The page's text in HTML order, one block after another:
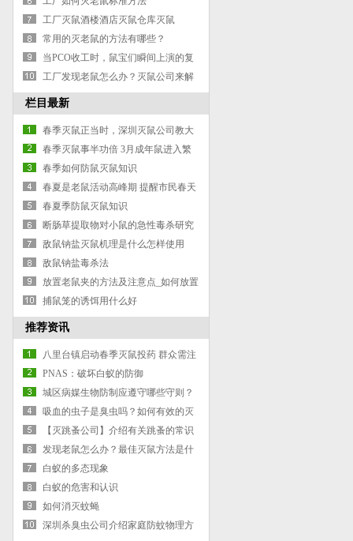
工厂灭鼠酒楼酒店灭鼠仓库灭鼠
常用的灭老鼠的方法有哪些？
当PCO收工时，鼠宝们瞬间上演的复
杂表情
工厂发现老鼠怎么办？灭鼠公司来解
决
栏目最新
春季灭鼠正当时，深圳灭鼠公司教大
家如何灭鼠
春季灭鼠事半功倍 3月成年鼠进入繁
殖期
春季如何防鼠灭鼠知识
春夏是老鼠活动高峰期 提醒市民春天
灭鼠防病
春夏季防鼠灭鼠知识
断肠草提取物对小鼠的急性毒杀研究
敌鼠钠盐灭鼠机理是什么怎样使用
敌鼠钠盐毒杀法
放置老鼠夹的方法及注意点_如何放置
老鼠夹
捕鼠笼的诱饵用什么好
推荐资讯
八里台镇启动春季灭鼠投药 群众需注
意防止误食
PNAS：破坏白蚁的防御
城区病媒生物防制应遵守哪些守则？
吸血的虫子是臭虫吗？如何有效的灭
臭虫的方法
【灭跳蚤公司】介绍有关跳蚤的常识
发现老鼠怎么办？最佳灭鼠方法是什
么？
白蚁的多态现象
白蚁的危害和认识
如何消灭蚊蝇
深圳杀臭虫公司介绍家庭防蚊物理方